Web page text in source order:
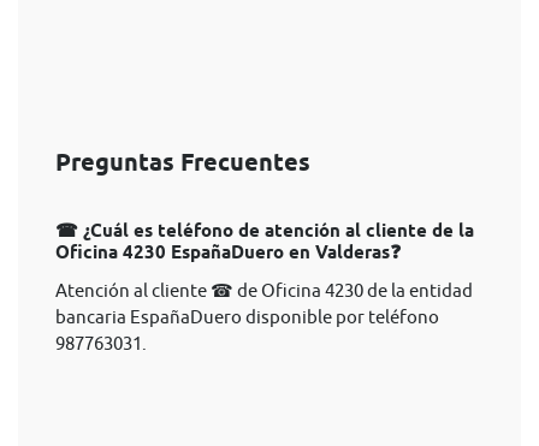
Preguntas Frecuentes
☎ ¿Cuál es teléfono de atención al cliente de la
Oficina 4230 EspañaDuero en Valderas❓
Atención al cliente ☎ de Oficina 4230 de la entidad
bancaria EspañaDuero disponible por teléfono
987763031.